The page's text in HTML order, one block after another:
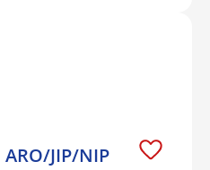
JIP/NIP